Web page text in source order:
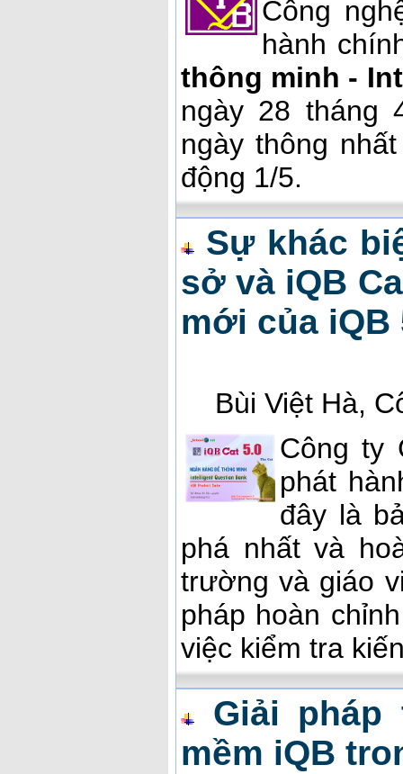
Công
hành
thông minh -
ngày 28 tháng
ngày thông
động 1/5.
Sự khác
sở và iQB
mới của iQB
Bùi Việt Hà,
Công ty
phát
đây là
phá nhất và
trường và giáo
pháp hoàn
việc kiểm tra
Giải
mềm iQB